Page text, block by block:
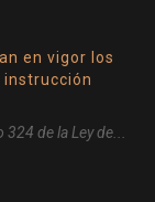
en vigor los
instrucción
de la Ley de...